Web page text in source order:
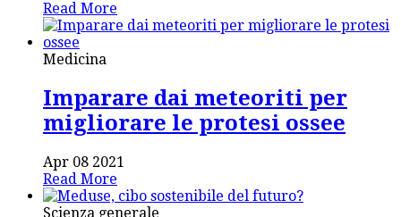
Read More
Medicina
Imparare dai meteoriti per
migliorare le protesi ossee
Apr 08 2021
Read More
Scienza generale